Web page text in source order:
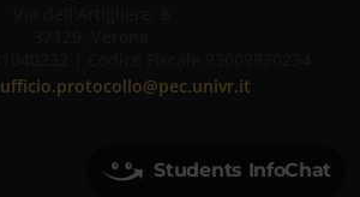
ufficio.protocollo@pec.univr.it
Students InfoChat